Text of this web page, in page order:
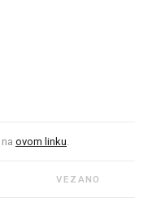
ovom linku.
VEZANO